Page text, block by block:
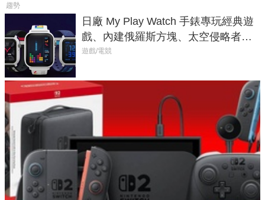
趨勢
日廠 My Play Watch 手錶專玩經典遊
戲、內建俄羅斯方塊、太空侵略者，
不過竟然不能連手機？
遊戲/電競